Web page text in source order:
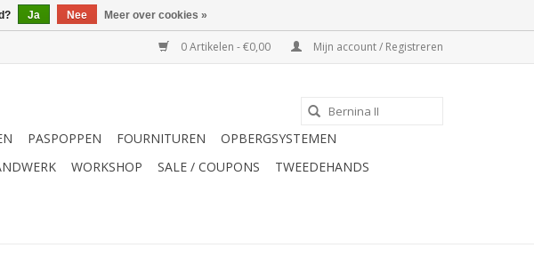
0 Artikelen - €0,00 Mijn account / Registreren
PASPOPPEN FOURNITUREN
OPBERGSYSTEMEN
WORKSHOP SALE / COUPONS
TWEEDEHANDS
Ja Nee Meer over cookies »